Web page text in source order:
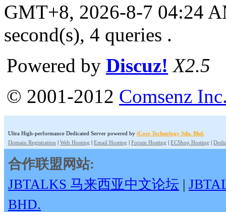
GMT+8, 2026-8-7 04:24
second(s), 4 queries .
Powered by Discuz! X2.5
© 2001-2012 Comsenz
Ultra High-performance Dedicated Server powered by iCore Technology Sdn. Bhd.
Domain Registration | Web Hosting | Email Hosting | Forum Hosting | ECShop Hosting |
合作联盟网站:
JBTALKS 马来西亚中文论坛 |
BHD.